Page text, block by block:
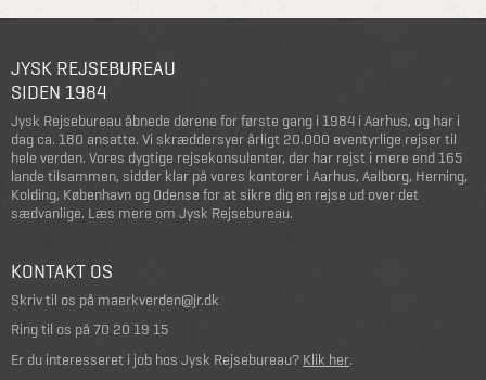
JYSK REJSEBUREAU
SIDEN 1984
Jysk Rejsebureau åbnede dørene for første gang i 1984 i Aarhus, og har i
dag ca. 180 ansatte. Vi skræddersyer årligt 20.000 eventyrlige rejser til
hele verden. Vores dygtige rejsekonsulenter, der har rejst i mere end 165
lande tilsammen, sidder klar på vores kontorer i Aarhus, Aalborg, Herning,
Kolding, København og Odense for at sikre dig en rejse ud over det
sædvanlige. Læs mere om Jysk Rejsebureau.
KONTAKT OS
Skriv til os på maerkverden@jr.dk
Ring til os på 70 20 19 15
Er du interesseret i job hos Jysk Rejsebureau? Klik her.